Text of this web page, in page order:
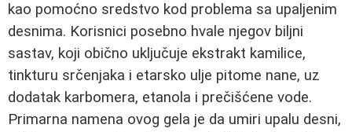
kao pomoćno sredstvo kod problema sa upaljenim
desnima. Korisnici posebno hvale njegov biljni
sastav, koji obično uključuje ekstrakt kamilice,
tinkturu srčenjaka i etarsko ulje pitome nane, uz
dodatak karbomera, etanola i prečišćene vode.
Primarna namena ovog gela je da umiri upalu desni,